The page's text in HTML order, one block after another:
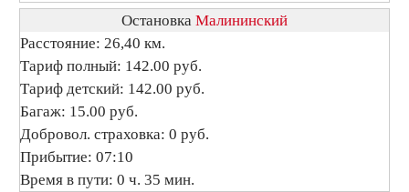
Остановка Малининский
Расстояние: 26,40 км.
Тариф полный: 142.00 руб.
Тариф детский: 142.00 руб.
Багаж: 15.00 руб.
Добровол. страховка: 0 руб.
Прибытие: 07:10
Время в пути: 0 ч. 35 мин.